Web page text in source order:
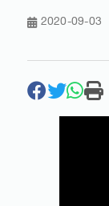
2020-09-03